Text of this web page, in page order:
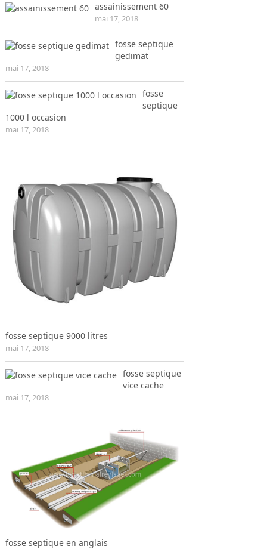
assainissement 60
mai 17, 2018
fosse septique
gedimat
mai 17, 2018
fosse
septique
1000 l occasion
mai 17, 2018
fosse septique 9000 litres
mai 17, 2018
fosse septique
vice cache
mai 17, 2018
fosse septique en anglais